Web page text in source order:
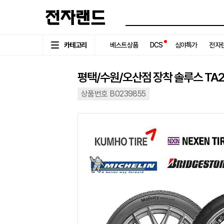
카테고리 베스트상품 DCS 심야특가 전자
평택/수원/오산점 장착 솔루스
상품번호 B0239855